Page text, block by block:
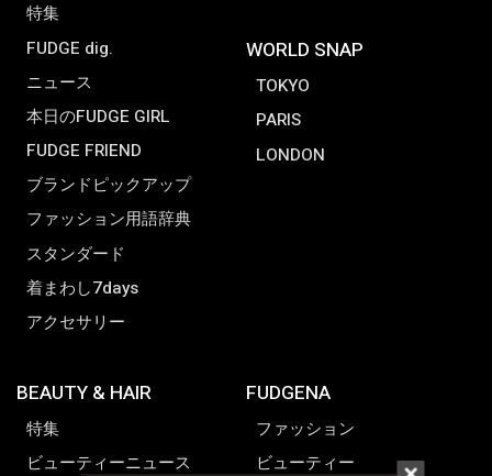
特集
FUDGE dig.
ニュース
本日のFUDGE GIRL
FUDGE FRIEND
ブランドピックアップ
ファッション用語辞典
スタンダード
着まわし7days
アクセサリー
WORLD SNAP
TOKYO
PARIS
LONDON
BEAUTY & HAIR
特集
ビューティーニュース
FUDGENA
ファッション
ビューティー